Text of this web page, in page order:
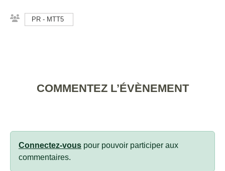
PR - MTT5
COMMENTEZ L’ÉVÈNEMENT
Connectez-vous pour pouvoir participer aux
commentaires.